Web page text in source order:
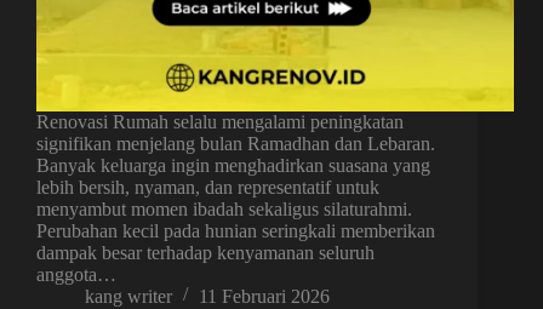
Renovasi Rumah selalu mengalami peningkatan
signifikan menjelang bulan Ramadhan dan Lebaran.
Banyak keluarga ingin menghadirkan suasana yang
lebih bersih, nyaman, dan representatif untuk
menyambut momen ibadah sekaligus silaturahmi.
Perubahan kecil pada hunian seringkali memberikan
dampak besar terhadap kenyamanan seluruh
anggota…
kang writer
11 Februari 2026